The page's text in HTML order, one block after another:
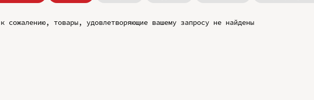
к сожалению, товары, удовлетворяющие вашему запросу не найдены